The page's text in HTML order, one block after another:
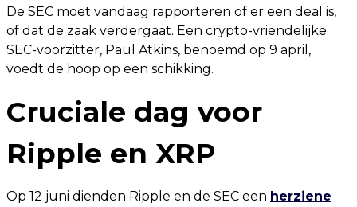
De SEC moet vandaag rapporteren of er een deal is,
of dat de zaak verdergaat. Een crypto-vriendelijke
SEC-voorzitter, Paul Atkins, benoemd op 9 april,
voedt de hoop op een schikking.
Cruciale dag voor
Ripple en XRP
Op 12 juni dienden Ripple en de SEC een herziene